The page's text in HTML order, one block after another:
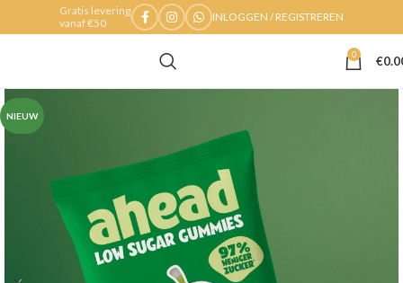
Gratis levering
vanaf €50
INLOGGEN / REGISTREREN
0 €
NIEUW